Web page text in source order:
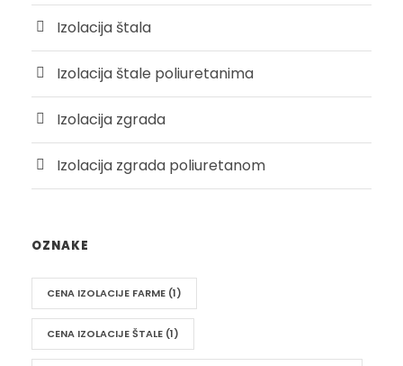
Izolacija štala
Izolacija štale poliuretanima
Izolacija zgrada
Izolacija zgrada poliuretanom
OZNAKE
CENA IZOLACIJE FARME (1)
CENA IZOLACIJE ŠTALE (1)